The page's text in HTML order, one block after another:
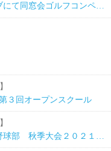
西日本カントリークラブにて同窓会ゴルフコンペ開催
３回オープンスクール
令和3年9月25日（木）野球部 秋季大会２０２１結果報告